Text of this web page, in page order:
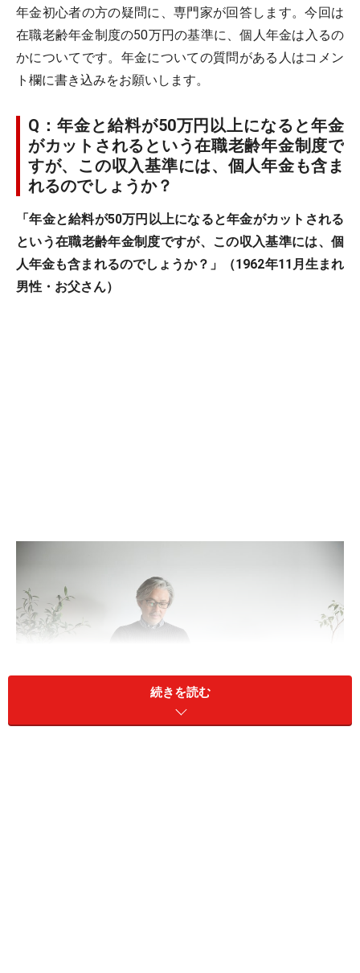
年金初心者の方の疑問に、専門家が回答します。今回は
在職老齢年金制度の50万円の基準に、個人年金は入るの
かについてです。年金についての質問がある人はコメン
ト欄に書き込みをお願いします。
Q：年金と給料が50万円以上になると年金
がカットされるという在職老齢年金制度で
すが、この収入基準には、個人年金も含ま
れるのでしょうか？
「年金と給料が50万円以上になると年金がカットされる
という在職老齢年金制度ですが、この収入基準には、個
人年金も含まれるのでしょうか？」（1962年11月生まれ
男性・お父さん）
続きを読む